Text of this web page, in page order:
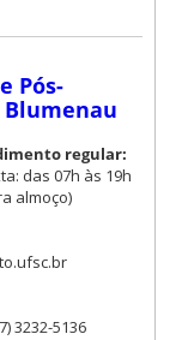
Pós-
Blumenau
regular:
das 07h às 19h
almoço)
3232-5136